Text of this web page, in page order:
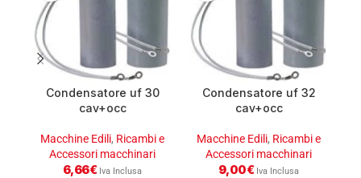
Condensatore uf 30
cav+occ
Macchine Edili, Ricambi e
Accessori macchinari
6,66€ Iva Inclusa
Condensatore uf 32
cav+occ
Macchine Edili, Ricambi e
Accessori macchinari
9,00€ Iva Inclusa